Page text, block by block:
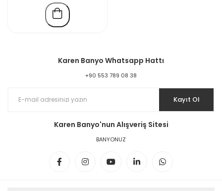
Karen Banyo Whatsapp Hattı
+90 553 789 08 38
Kayıt Ol
Karen Banyo'nun Alışveriş Sitesi
BANYONUZ